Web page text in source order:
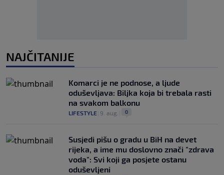
NAJČITANIJE
Komarci je ne podnose, a ljude
oduševljava: Biljka koja bi trebala rasti
na svakom balkonu
LIFESTYLE 9. aug. 0
Susjedi pišu o gradu u BiH na devet
rijeka, a ime mu doslovno znači "zdrava
voda": Svi koji ga posjete ostanu
oduševljeni